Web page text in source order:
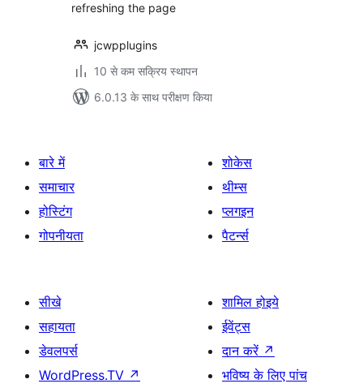
refreshing the page
jcwpplugins
10 से कम सक्रिय स्थापन
6.0.13 के साथ परीक्षण किया
बारे में
समाचार
होस्टिंग
गोपनीयता
शोकेस
थीम्स
प्लगइन
पैटर्न्स
सीखे
सहायता
डेवलपर्स
WordPress.TV ↗
शामिल होइये
ईवेंट्स
दान करें ↗
भविष्य के लिए पांच